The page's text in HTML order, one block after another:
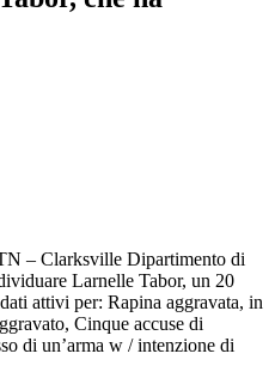
– Clarksville Dipartimento di
Larnelle Tabor, un 20
attivi per: Rapina aggravata, in
Cinque accuse di
di un’arma w / intenzione di